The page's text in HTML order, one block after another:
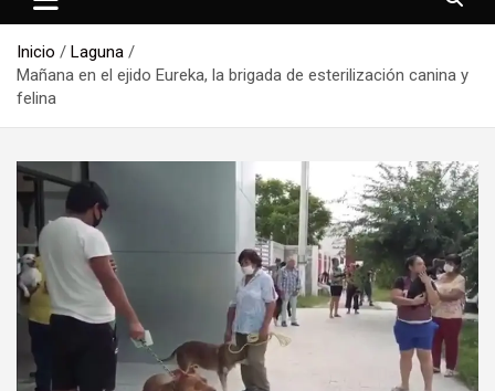
Inicio
Laguna
Mañana en el ejido Eureka, la brigada de esterilización canina y
felina